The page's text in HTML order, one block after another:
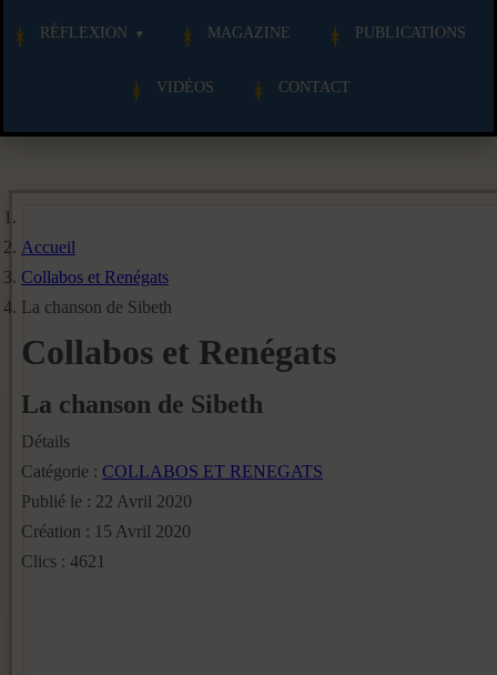
RÉFLEXION MAGAZINE PUBLICATIONS
VIDÉOS CONTACT
Accueil
Collabos et Renégats
La chanson de Sibeth
Collabos et Renégats
La chanson de Sibeth
Détails
Catégorie : COLLABOS ET RENEGATS
Publié le : 22 Avril 2020
Création : 15 Avril 2020
Clics : 4621